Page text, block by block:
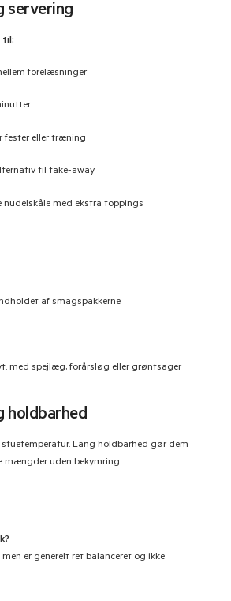
servering
til:
forelæsninger
fester eller træning
til take-away
nudelskåle med ekstra toppings
af smagspakkerne
med spejlæg, forårsløg eller grøntsager
holdbarhed
Lang holdbarhed gør dem
mængder uden bekymring.
er generelt ret balanceret og ikke